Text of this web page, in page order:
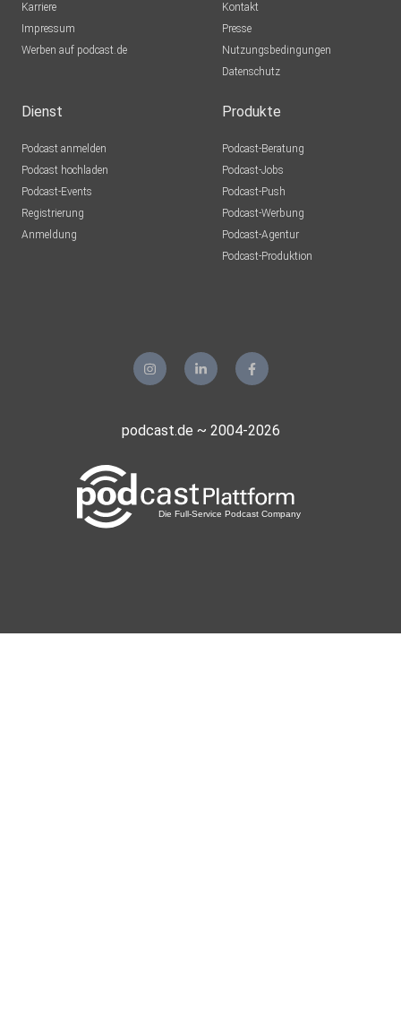
Karriere
Impressum
Werben auf podcast.de
Kontakt
Presse
Nutzungsbedingungen
Datenschutz
Dienst
Podcast anmelden
Podcast hochladen
Podcast-Events
Registrierung
Anmeldung
Produkte
Podcast-Beratung
Podcast-Jobs
Podcast-Push
Podcast-Werbung
Podcast-Agentur
Podcast-Produktion
podcast.de ~ 2004-2026